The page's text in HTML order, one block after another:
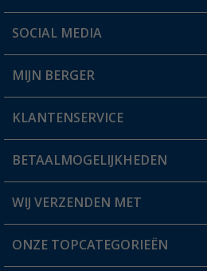
Een vraag?
Winkel vinden
SOCIAL MEDIA
MIJN BERGER
Mijn account
Status bestelling
Verlanglijstje
KLANTENSERVICE
FAQ & Contact
Verzendinformatie
Catalogus
BETAALMOGELIJKHEDEN
WIJ VERZENDEN MET
ONZE TOPCATEGORIEËN